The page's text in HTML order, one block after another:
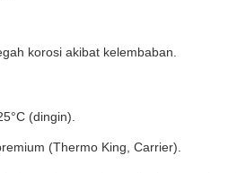
korosi akibat kelembaban.
(dingin).
(Thermo King, Carrier).